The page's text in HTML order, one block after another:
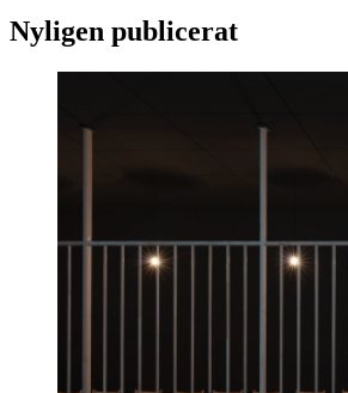
Nyligen publicerat